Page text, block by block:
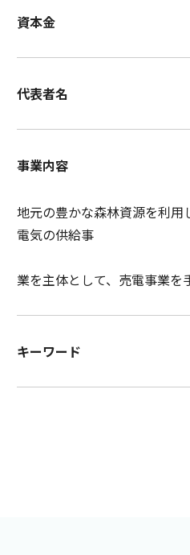
資本金
代表者名
事業内容
地元の豊かな森林資源を利用
電気の供給事
業を主体として、売電事業を
キーワード